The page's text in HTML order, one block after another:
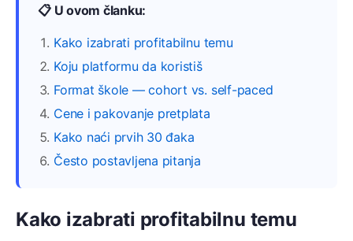
📋 U ovom članku:
Kako izabrati profitabilnu temu
Koju platformu da koristiš
Format škole — cohort vs. self-paced
Cene i pakovanje pretplata
Kako naći prvih 30 đaka
Često postavljena pitanja
Kako izabrati profitabilnu temu